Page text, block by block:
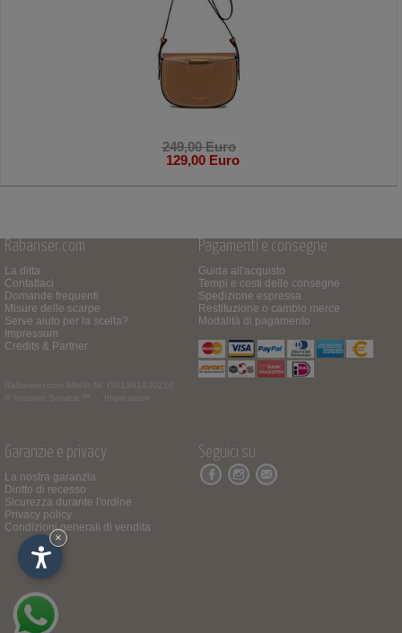
249,00 Euro
129,00 Euro
Rabanser.com
La ditta
Contattaci
Domande frequenti
Misure delle scarpe
Serve aiuto per la scelta?
Impressum
Credits & Partner
Rabanser.com
MWSt.Nr. IT01391430210
© Internet Service ™ -
Impressum
Pagamenti e consegne
Guida all'acquisto
Tempi e costi delle consegne
Spedizione espressa
Restituzione o cambio merce
Modalità di pagamento
Garanzie e privacy
La nostra garanzia
Diritto di recesso
Sicurezza durante l'ordine
Privacy policy
Condizioni generali di vendita
Seguici su
×